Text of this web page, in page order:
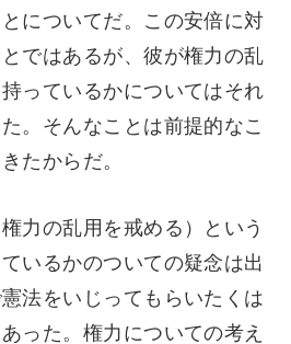
についてだ。この安倍に対
ではあるが、彼が権力の乱
っているかについてはそれ
。そんなことは前提的なこ
たからだ。
力の乱用を戒める）という
いるかのついての疑念は出
法をいじってもらいたくは
った。権力についての考え